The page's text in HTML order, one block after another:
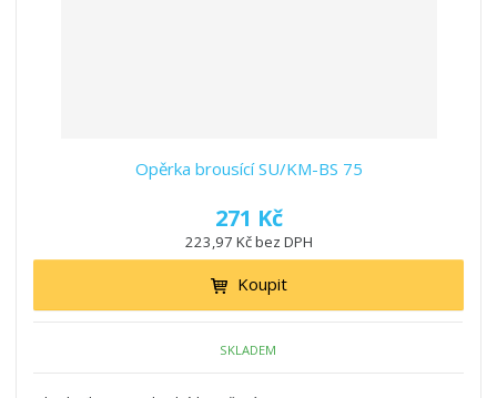
Opěrka brousící SU/KM-BS 75
271 Kč
223,97 Kč bez DPH
Koupit
SKLADEM